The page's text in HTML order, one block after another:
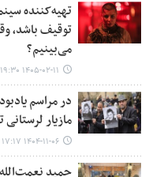
تهیه‌کننده
توقیف باشد،
می‌بینیم؟
۱۴۰۵-۰۲-۱۱ ۱۹:۳۰
در مراسم
مازیار
۱۴۰۴-۱۱-۰۶ ۱۷:۱۷
حمید